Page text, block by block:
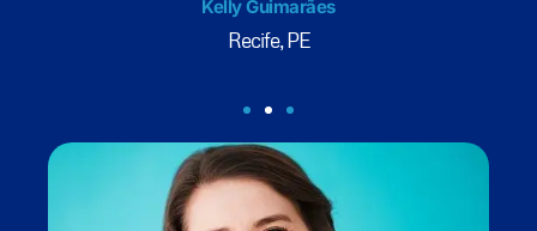
Kelly Guimarães
Recife, PE